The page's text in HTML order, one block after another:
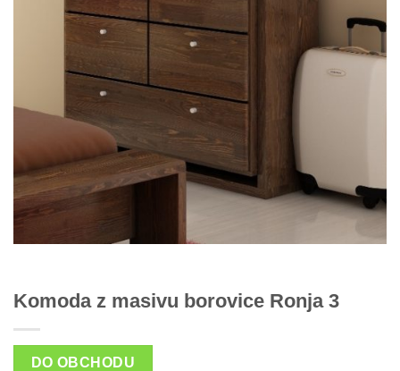
Komoda z masivu borovice Ronja 3
DO OBCHODU